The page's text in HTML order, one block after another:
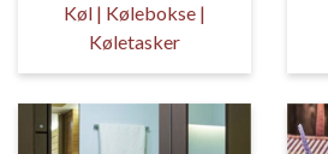
Køl | Kølebokse |
Køletasker